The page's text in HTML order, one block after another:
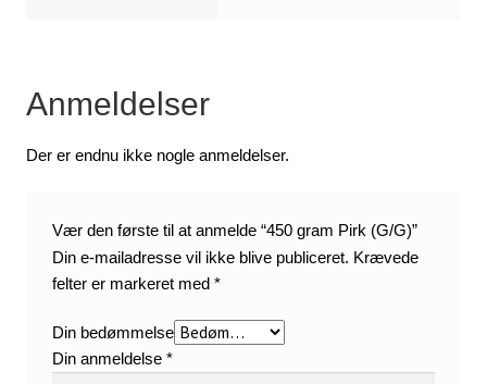
Anmeldelser
Der er endnu ikke nogle anmeldelser.
Vær den første til at anmelde “450 gram Pirk (G/G)”
Din e-mailadresse vil ikke blive publiceret. Krævede
felter er markeret med*
Din bedømmelse
Din anmeldelse*